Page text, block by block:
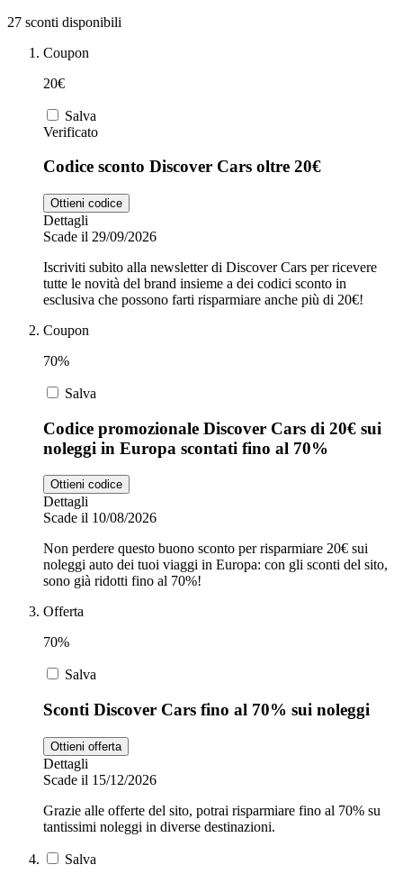
Alpitour
Privé by
Zalando
adidas
Farmacia
Scarpe
27 sconti disponibili
Coupon
20€
Salva
Verificato
Codice sconto Discover Cars oltre 20€
Ottieni codice
Dettagli
Scade il 29/09/2026
Iscriviti subito alla newsletter di Discover Cars per ricevere
tutte le novità del brand insieme a dei codici sconto in
esclusiva che possono farti risparmiare anche più di 20€!
Coupon
70%
Salva
Codice promozionale Discover Cars di 20€ sui
noleggi in Europa scontati fino al 70%
Ottieni codice
Dettagli
Scade il 10/08/2026
Non perdere questo buono sconto per risparmiare 20€ sui
noleggi auto dei tuoi viaggi in Europa: con gli sconti del sito,
sono già ridotti fino al 70%!
Offerta
70%
Salva
Sconti Discover Cars fino al 70% sui noleggi
Ottieni offerta
Dettagli
Scade il 15/12/2026
Grazie alle offerte del sito, potrai risparmiare fino al 70% su
tantissimi noleggi in diverse destinazioni.
Salva